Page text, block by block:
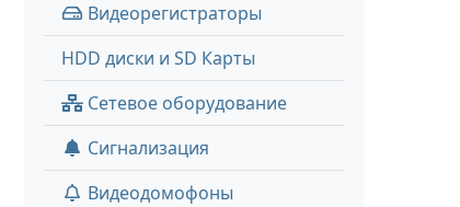
Видеорегистраторы
HDD диски и SD Карты
Сетевое оборудование
Сигнализация
Видеодомофоны